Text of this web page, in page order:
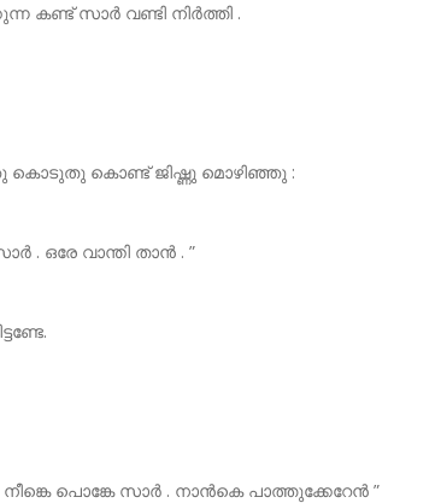
കണ്ട് സാർ വണ്ടി നിർത്തി .
കൊടുതു കൊണ്ട് ജിഷ്ണു മൊഴിഞ്ഞു :
. ഒരേ വാന്തി താൻ . ”
പൊങ്കേ സാർ . നാൻകെ പാത്തുക്കേറേൻ ”